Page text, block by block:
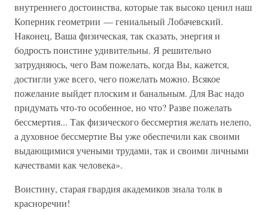
внутреннего достоинства, которые так высоко ценил наш
Коперник геометрии — гениальный Лобачевский.
Наконец, Ваша физическая, так сказать, энергия и
бодрость поистине удивительны. Я решительно
затрудняюсь, чего Вам пожелать, когда Вы, кажется,
достигли уже всего, чего пожелать можно. Всякое
пожелание выйдет плоским и банальным. Для Вас надо
придумать что-то особенное, но что? Разве пожелать
бессмертия... Так физического бессмертия желать нелепо,
а духовное бессмертие Вы уже обеспечили как своими
выдающимися учеными трудами, так и своими личными
качествами как человека».
Воистину, старая гвардия академиков знала толк в
красноречии!